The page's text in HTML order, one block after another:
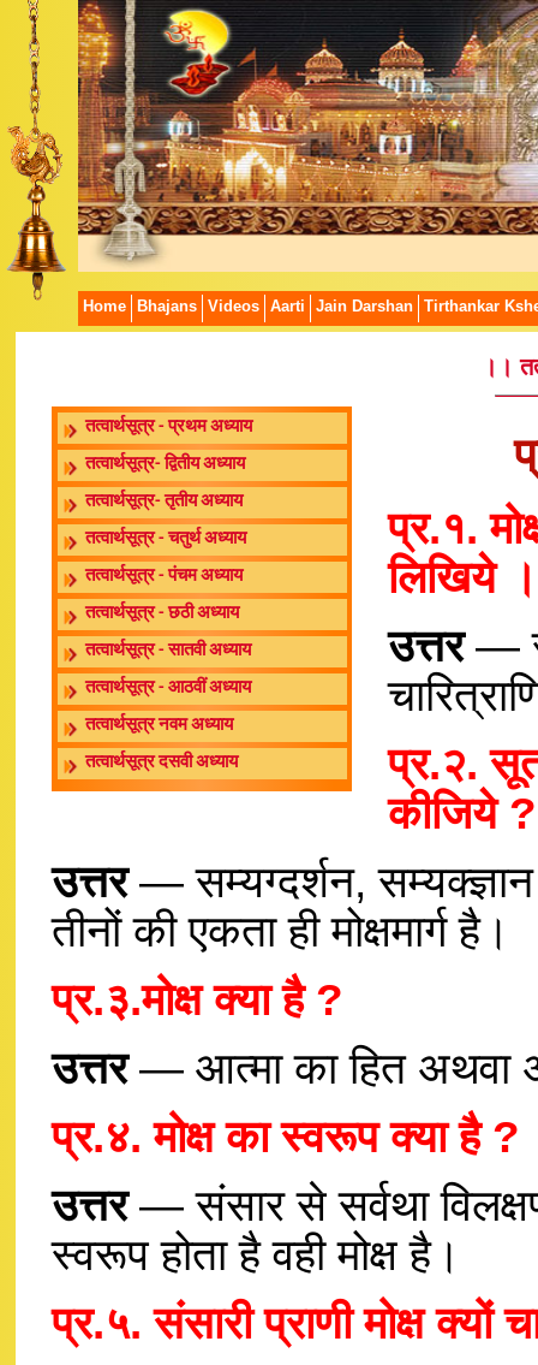
Home Bhajans Videos Aarti Jain Darshan Tirthankar
।।
तत्वार्थसूत्र - प्रथम अध्याय
तत्वार्थसूत्र- द्वितीय अध्याय
तत्वार्थसूत्र- तृतीय अध्याय
तत्वार्थसूत्र - चतुर्थ अध्याय
तत्वार्थसूत्र - पंचम अध्याय
तत्वार्थसूत्र - छठी अध्याय
तत्वार्थसूत्र - सातवी अध्याय
तत्वार्थसूत्र - आठवीं अध्याय
तत्वार्थसूत्र नवम अध्याय
तत्वार्थसूत्र दसवी अध्याय
प्र.१.
लिखिये ।
उत्तर—
प्र.२.
कीजिये ?
उत्तर— सम्यग्दर्शन,
तीनों की एकता ही मोक्षमार्ग है।
प्र.३.मोक्ष क्या है ?
उत्तर— आत्मा का हित अथवा
प्र.४. मोक्ष का स्वरूप क्या है ?
उत्तर— संसार से सर्वथा
स्वरूप होता है वही मोक्ष है।
प्र.५. संसारी प्राणी मोक्ष क्यों